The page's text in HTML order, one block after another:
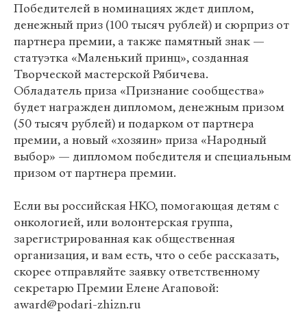
Победителей в номинациях ждет диплом,
денежный приз (100 тысяч рублей) и сюрприз от
партнера премии, а также памятный знак —
статуэтка «Маленький принц», созданная
Творческой мастерской Рябичева.
Обладатель приза «Признание сообщества»
будет награжден дипломом, денежным призом
(50 тысяч рублей) и подарком от партнера
премии, а новый «хозяин» приза «Народный
выбор» — дипломом победителя и специальным
призом от партнера премии.
Если вы российская НКО, помогающая детям с
онкологией, или волонтерская группа,
зарегистрированная как общественная
организация, и вам есть, что о себе рассказать,
скорее отправляйте заявку ответственному
секретарю Премии Елене Агаповой:
award@podari-zhizn.ru